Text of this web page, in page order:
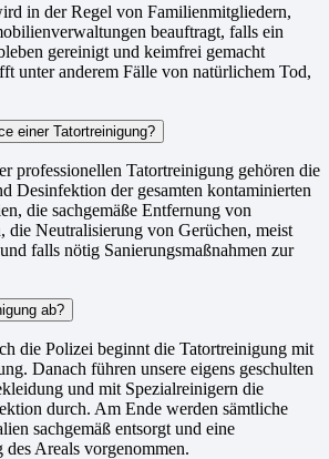
in der Regel von Familienmitgliedern,
beauftragt, falls ein
gereinigt und keimfrei gemacht
unter anderem Fälle von natürlichem Tod,
einer Tatortreinigung?
professionellen Tatortreinigung gehören die
Desinfektion der gesamten kontaminierten
die sachgemäße Entfernung von
die Neutralisierung von Gerüchen, meist
falls nötig Sanierungsmaßnahmen zur
ab?
die Polizei beginnt die Tatortreinigung mit
Danach führen unsere eigens geschulten
und mit Spezialreinigern die
durch. Am Ende werden sämtliche
sachgemäß entsorgt und eine
Areals vorgenommen.